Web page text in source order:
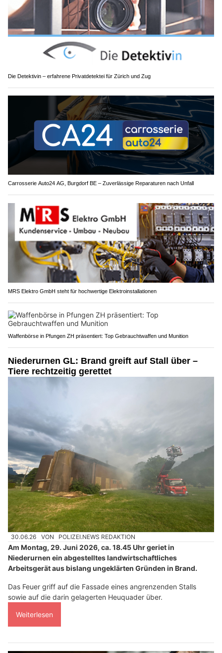
Die Detektivin – erfahrene Privatdetektei für Zürich und Zug
Carrosserie Auto24 AG, Burgdorf BE – Zuverlässige Reparaturen nach Unfall
MRS Elektro GmbH steht für hochwertige Elektroinstallationen
Waffenbörse in Pfungen ZH präsentiert: Top Gebrauchtwaffen und Munition
Niederurnen GL: Brand greift auf Stall über –
Tiere rechtzeitig gerettet
30.06.26 VON POLIZEI.NEWS REDAKTION
Am Montag, 29. Juni 2026, ca. 18.45 Uhr geriet in
Niederurnen ein abgestelltes landwirtschaftliches
Arbeitsgerät aus bislang ungeklärten Gründen in Brand.
Das Feuer griff auf die Fassade eines angrenzenden Stalls
sowie auf die darin gelagerten Heuquader über.
Weiterlesen